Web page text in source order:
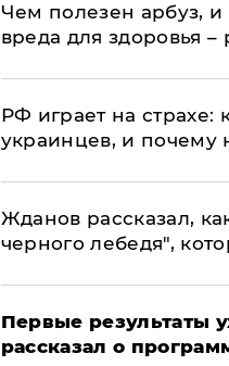
Чем полезен арбуз, и
вреда для здоровья
РФ играет на страхе:
украинцев, и почему
Жданов рассказал,
черного лебедя",
Первые результаты
рассказал о